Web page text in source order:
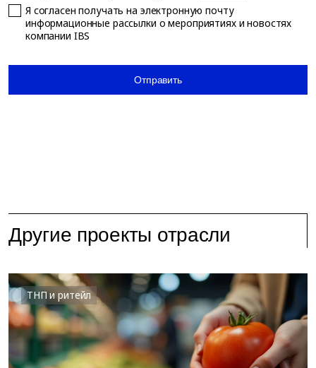
Я согласен получать на электронную почту
информационные рассылки о мероприятиях и новостях
компании IBS
Отправить
Другие проекты отрасли
ТНП и ритейл